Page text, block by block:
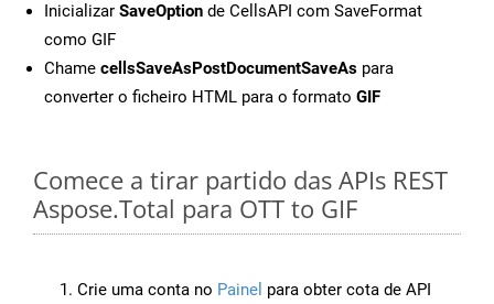
Inicializar SaveOption de CellsAPI com SaveFormat
como GIF
Chame cellsSaveAsPostDocumentSaveAs para
converter o ficheiro HTML para o formato GIF
Comece a tirar partido das APIs REST
Aspose.Total para OTT to GIF
Crie uma conta no Painel para obter cota de API